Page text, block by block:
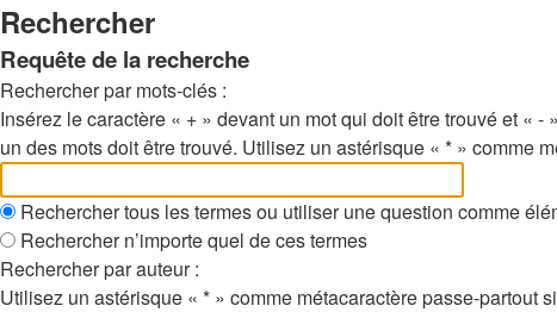
Rechercher
Requête de la recherche
Rechercher par mots-clés :
Insérez le caractère « + » devant un mot qui doit être trouvé et «
un des mots doit être trouvé. Utilisez un astérisque « * » comme
Rechercher tous les termes ou utiliser une question comme
Rechercher n’importe quel de ces termes
Rechercher par auteur :
Utilisez un astérisque « * » comme métacaractère passe-partout